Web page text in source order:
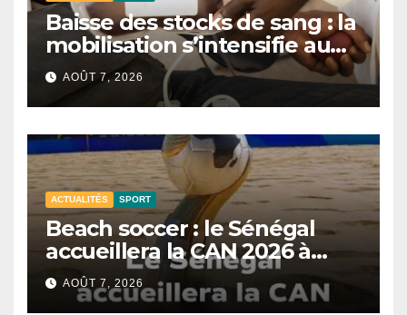
Baisse des stocks de sang : la
mobilisation s’intensifie au
CNTS de Dakar.
AOÛT 7, 2026
ACTUALITÉS SPORT
Beach soccer : le Sénégal
accueillera la CAN 2026 à
Dakar.
AOÛT 7, 2026